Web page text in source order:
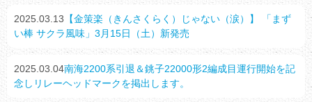
2025.03.13 【金策楽（きんさくらく）じゃない（涙）】 「まず
い棒 サクラ風味」3月15日（土）新発売
2025.03.04南海2200系引退＆銚子22000形2編成目運行開始を記
念しリレーヘッドマークを掲出します。